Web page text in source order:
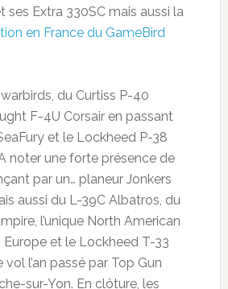
ses Extra 330SC mais aussi la
en France du GameBird
du Curtiss P-40
F-4U Corsair en passant
et le Lockheed P-38
noter une forte présence de
par un… planeur Jonkers
aussi du L-39C Albatros, du
l’unique North American
Europe et le Lockheed T-33
l’an passé par Top Gun
sur-Yon. En clôture, les